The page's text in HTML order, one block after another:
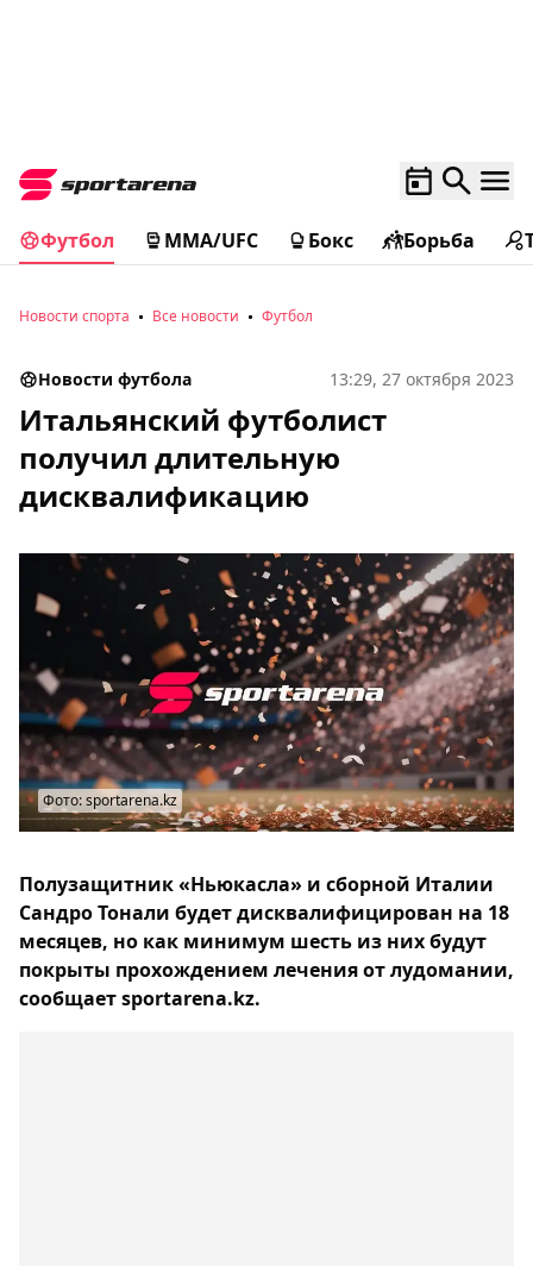
Футбол MMA/UFC Бокс Борьба
Новости спорта Все новости Футбол
Новости футбола 13:29, 27 октября 2023
Итальянский футболист
получил длительную
дисквалификацию
Фото: sportarena.kz
Полузащитник «Ньюкасла» и сборной Италии
Сандро Тонали будет дисквалифицирован на 18
месяцев, но как минимум шесть из них будут
покрыты прохождением лечения от лудомании,
сообщает sportarena.kz.